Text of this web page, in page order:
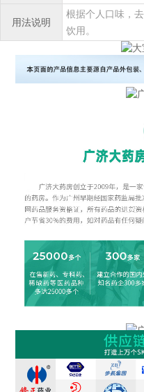
用法说明
根据个人口味，
饮用。